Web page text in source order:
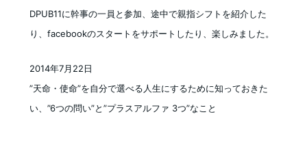
DPUB11に幹事の一員と参加、途中で親指シフトを紹介した
り、facebookのスタートをサポートしたり、楽しみました。
”天命・使命”を自分で選べる人生にするために知っておきた
い、”6つの問い”と”プラスアルファ 3つ”なこと
2014年7月22日